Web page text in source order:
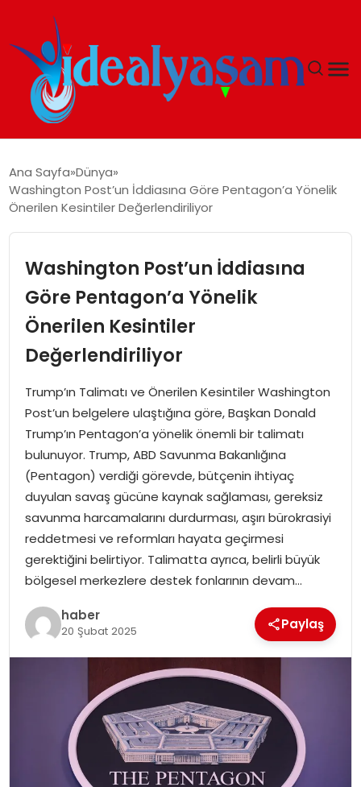
GÜNDEM
İDEAL SPOR
YAŞAM
MAGAZIN
SAĞLIK
SOSYAL HABER
Ana Sayfa Dünya
Washington Post’un İddiasına Göre Pentagon’a Yönelik
Önerilen Kesintiler Değerlendiriliyor
Washington Post’un İddiasına
Göre Pentagon’a Yönelik
Önerilen Kesintiler
Değerlendiriliyor
Trump’ın Talimatı ve Önerilen Kesintiler Washington
Post’un belgelere ulaştığına göre, Başkan Donald
Trump’ın Pentagon’a yönelik önemli bir talimatı
bulunuyor. Trump, ABD Savunma Bakanlığına
(Pentagon) verdiği görevde, bütçenin ihtiyaç
duyulan savaş gücüne kaynak sağlaması, gereksiz
savunma harcamalarını durdurması, aşırı bürokrasiyi
reddetmesi ve reformları hayata geçirmesi
gerektiğini belirtiyor. Talimatta ayrıca, belirli büyük
bölgesel merkezlere destek fonlarının devam…
haber
20 Şubat 2025 Paylaş